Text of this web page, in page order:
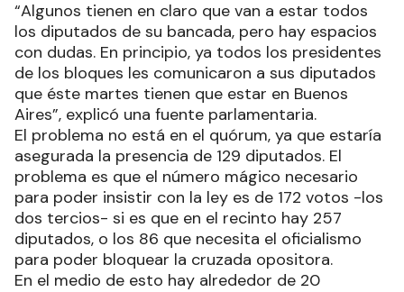
“Algunos tienen en claro que van a estar todos
los diputados de su bancada, pero hay espacios
con dudas. En principio, ya todos los presidentes
de los bloques les comunicaron a sus diputados
que éste martes tienen que estar en Buenos
Aires”, explicó una fuente parlamentaria.
El problema no está en el quórum, ya que estaría
asegurada la presencia de 129 diputados. El
problema es que el número mágico necesario
para poder insistir con la ley es de 172 votos -los
dos tercios- si es que en el recinto hay 257
diputados, o los 86 que necesita el oficialismo
para poder bloquear la cruzada opositora.
En el medio de esto hay alrededor de 20